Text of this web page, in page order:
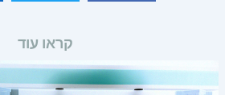
קראו עוד